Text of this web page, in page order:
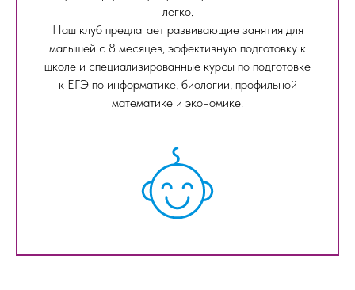
легко.
Наш клуб предлагает развивающие занятия для
малышей с 8 месяцев, эффективную подготовку к
школе и специализированные курсы по подготовке
к ЕГЭ по информатике, биологии, профильной
математике и экономике.